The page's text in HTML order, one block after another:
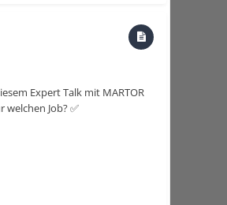
Expert Talk mit MARTOR
Job? ✅